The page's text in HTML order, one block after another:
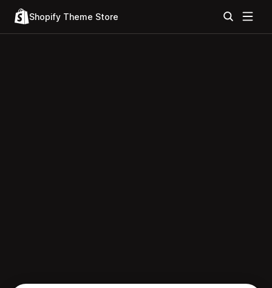
Shopify Theme Store